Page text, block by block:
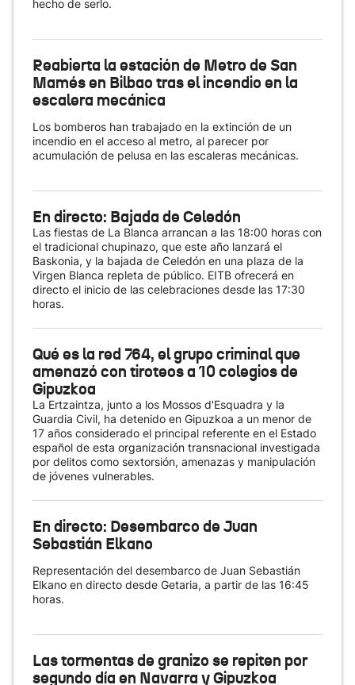
hecho de serlo.
Reabierta la estación de Metro de San
Mamés en Bilbao tras el incendio en la
escalera mecánica
Los bomberos han trabajado en la extinción de un
incendio en el acceso al metro, al parecer por
acumulación de pelusa en las escaleras mecánicas.
En directo: Bajada de Celedón
Las fiestas de La Blanca arrancan a las 18:00 horas con
el tradicional chupinazo, que este año lanzará el
Baskonia, y la bajada de Celedón en una plaza de la
Virgen Blanca repleta de público. EITB ofrecerá en
directo el inicio de las celebraciones desde las 17:30
horas.
Qué es la red 764, el grupo criminal que
amenazó con tiroteos a 10 colegios de
Gipuzkoa
La Ertzaintza, junto a los Mossos d'Esquadra y la
Guardia Civil, ha detenido en Gipuzkoa a un menor de
17 años considerado el principal referente en el Estado
español de esta organización transnacional investigada
por delitos como sextorsión, amenazas y manipulación
de jóvenes vulnerables.
En directo: Desembarco de Juan
Sebastián Elkano
Representación del desembarco de Juan Sebastián
Elkano en directo desde Getaria, a partir de las 16:45
horas.
Las tormentas de granizo se repiten por
segundo día en Navarra y Gipuzkoa